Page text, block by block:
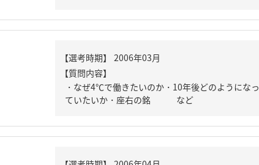
【質問内容】
・なぜ4℃で働きたいのか・10年後どのようになっ
ていたいか・座右の銘 など